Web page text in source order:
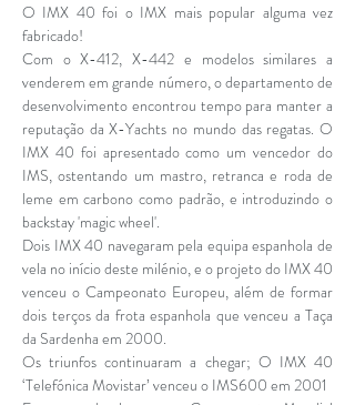
O IMX 40 foi o IMX mais popular alguma vez
fabricado!
Com o X-412, X-442 e modelos similares a
venderem em grande número, o departamento de
desenvolvimento encontrou tempo para manter a
reputação da X-Yachts no mundo das regatas. O
IMX 40 foi apresentado como um vencedor do
IMS, ostentando um mastro, retranca e roda de
leme em carbono como padrão, e introduzindo o
backstay 'magic wheel'.
Dois IMX 40 navegaram pela equipa espanhola de
vela no início deste milénio, e o projeto do IMX 40
venceu o Campeonato Europeu, além de formar
dois terços da frota espanhola que venceu a Taça
da Sardenha em 2000.
Os triunfos continuaram a chegar; O IMX 40
‘Telefónica Movistar’ venceu o IMS600 em 2001